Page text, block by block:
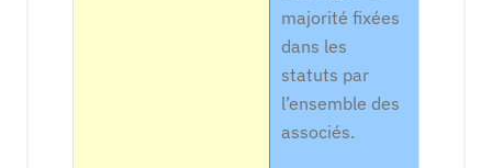
majorité fixées
dans les
statuts par
l’ensemble des
associés.